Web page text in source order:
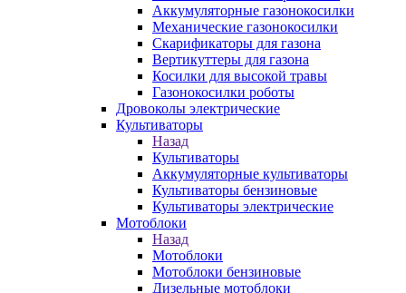
Аккумуляторные газонокосилки
Механические газонокосилки
Скарификаторы для газона
Вертикуттеры для газона
Косилки для высокой травы
Газонокосилки роботы
Дровоколы электрические
Культиваторы
Назад
Культиваторы
Аккумуляторные культиваторы
Культиваторы бензиновые
Культиваторы электрические
Мотоблоки
Назад
Мотоблоки
Мотоблоки бензиновые
Дизельные мотоблоки